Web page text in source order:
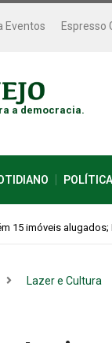
Eventos Espresso
a democracia.
POLÍTICA
Fórum de Turismo
Lazer e Cultura